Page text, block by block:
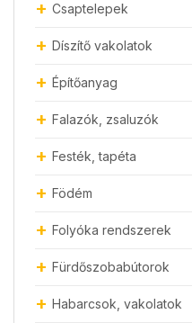
Csaptelepek
Díszítő vakolatok
Építőanyag
Falazók, zsaluzók
Festék, tapéta
Födém
Folyóka rendszerek
Fürdőszobabútorok
Habarcsok, vakolatok